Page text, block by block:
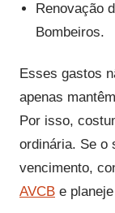
Renovação
Bombeiros.
Esses gastos
apenas
Por isso,
ordinária. Se o
vencimento,
AVCB e